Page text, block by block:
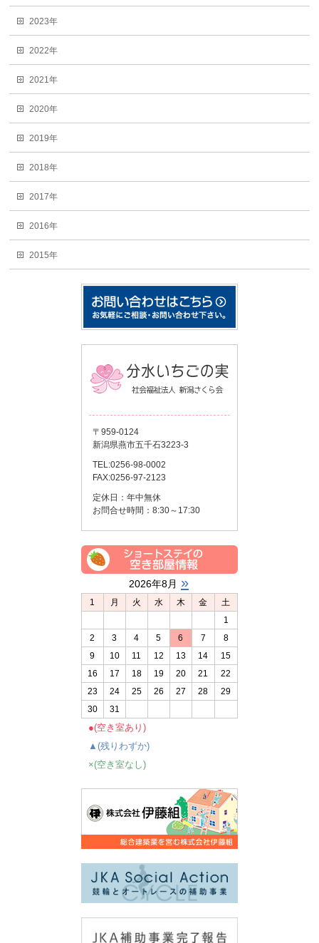
2023年
2022年
2021年
2020年
2019年
2018年
2017年
2016年
2015年
〒959-0124
新潟県燕市五千石3223-3
TEL:0256-98-0002
FAX:0256-97-2123
定休日：年中無休
お問合せ時間：8:30～17:30
2026年8月 »
1 月 火 水 木 金
土
1
2
3 4 5 6 7
8
9
10 11 12 13 14
15
16
17 18 19 20 21
22
23
24 25 26 27 28
29
30
31
●(空き室あり)
▲(残りわずか)
×(空き室なし)